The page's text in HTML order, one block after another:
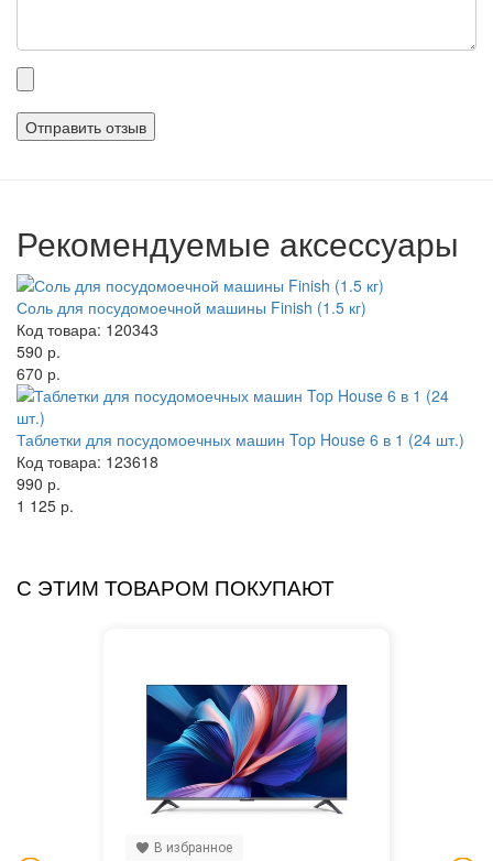
Прикрепленные
файлы
Рекомендуемые аксессуары
Соль для посудомоечной машины Finish (1.5 кг)
Код товара: 120343
590 р.
670 р.
Таблетки для посудомоечных машин Top House 6 в 1 (24 шт.)
Код товара: 123618
990 р.
1 125 р.
С ЭТИМ ТОВАРОМ ПОКУПАЮТ
В избранное